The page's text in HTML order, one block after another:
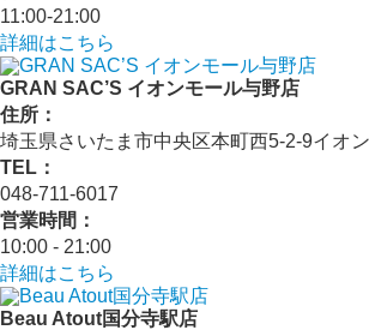
11:00-21:00
詳細はこちら
GRAN SAC’S イオンモール与野店
住所：
埼玉県さいたま市中央区本町西5-2-9イオ
TEL：
048-711-6017
営業時間：
10:00 - 21:00
詳細はこちら
Beau Atout国分寺駅店